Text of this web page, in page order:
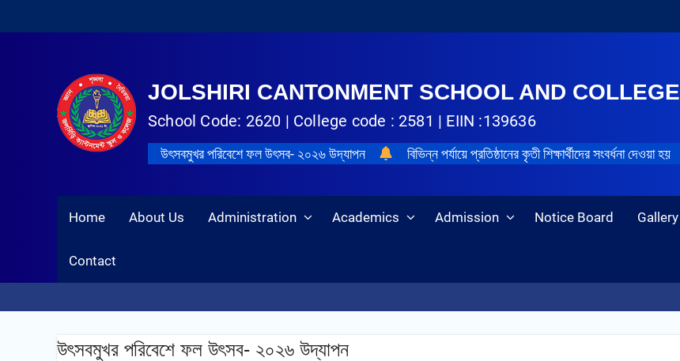
JOLSHIRI CANTONMENT SCHOOL AND COLLEGE
School Code: 2620 | College code : 2581 | EIIN :139636
উৎসবমুখর পরিবেশে ফল উৎসব- ২০২৬ উদ্‌যাপন বিভিন্ন পর্যায়ে প্রতিষ্ঠানের কৃতী শিক্ষার্থীদের সংবর্ধনা দেওয়া হয়
Home About Us Administration Academics Admission Notice Board Gallery
Contact
উৎসবমুখর পরিবেশে ফল উৎসব- ২০২৬ উদ্‌যাপন